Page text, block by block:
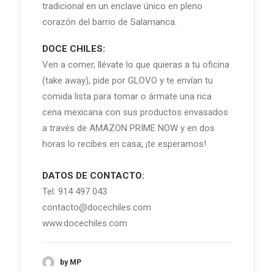
tradicional en un enclave único en pleno
corazón del barrio de Salamanca.
DOCE CHILES:
Ven a comer, llévate lo que quieras a tu oficina
(take away), pide por GLOVO y te envían tu
comida lista para tomar o ármate una rica
cena mexicana con sus productos envasados
a través de AMAZON PRIME NOW y en dos
horas lo recibes en casa, ¡te esperamos!
DATOS DE CONTACTO:
Tel: 914 497 043
contacto@docechiles.com
www.docechiles.com
by MP